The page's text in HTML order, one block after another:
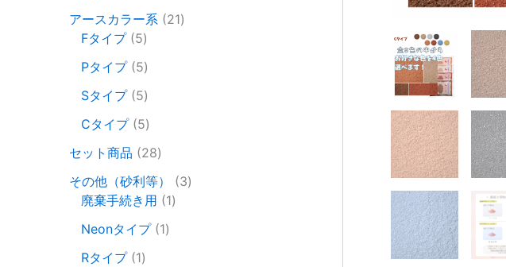
品
の
個
の
商
品
アースカラー系 212
Fタイプ 55
の
商
Pタイプ 55
の
商
Sタイプ 55
の
商
Cタイプ 55
の
商
品
セット商品 282
個
の
商
その他（砂利等） 33
廃棄手続き用 11
Neonタイプ 11
Rタイプ 11